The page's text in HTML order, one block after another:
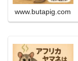
www.butapig.com